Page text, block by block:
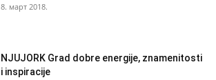
8. март 2018.
NJUJORK Grad dobre energije, znamenitosti
i inspiracije